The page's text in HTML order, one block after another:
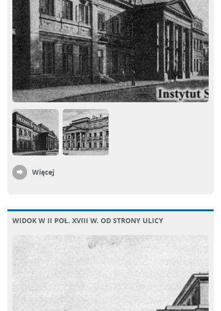
Więcej
WIDOK W II POŁ. XVIII W. OD STRONY ULICY